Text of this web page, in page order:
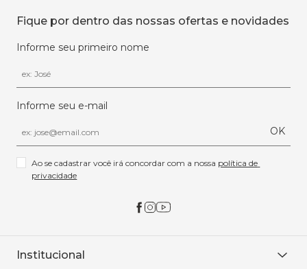
Fique por dentro das nossas ofertas e novidades
Informe seu primeiro nome
Informe seu e-mail
OK
Ao se cadastrar você irá concordar com a nossa política de
privacidade
Institucional